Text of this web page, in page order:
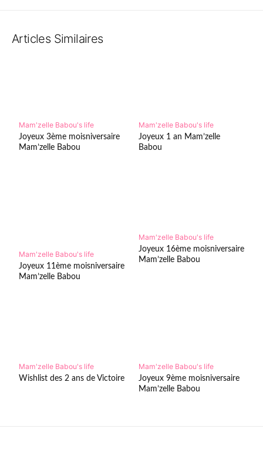
Articles Similaires
Mam'zelle Babou's life
Joyeux 3ème moisniversaire
Mam’zelle Babou
Mam'zelle Babou's life
Joyeux 1 an Mam’zelle
Babou
Mam'zelle Babou's life
Joyeux 11ème moisniversaire
Mam’zelle Babou
Mam'zelle Babou's life
Joyeux 16ème moisniversaire
Mam’zelle Babou
Mam'zelle Babou's life
Wishlist des 2 ans de Victoire
Mam'zelle Babou's life
Joyeux 9ème moisniversaire
Mam’zelle Babou